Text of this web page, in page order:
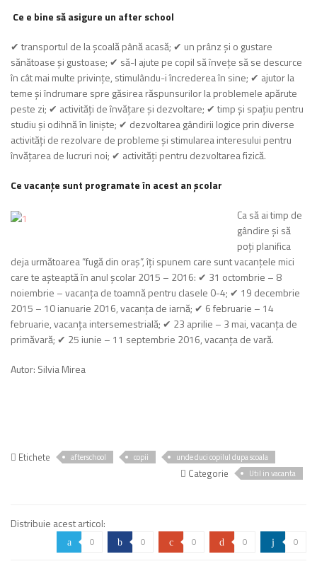
Ce e bine să asigure un after school
✔ transportul de la şcoală până acasă; ✔ un prânz şi o gustare
sănătoase şi gus­toase; ✔ să-l ajute pe copil să învețe să se descur­ce
în cât mai multe privințe, stimulându-i încrederea în sine; ✔ ajutor la
teme şi îndrumare spre găsirea răspunsurilor la problemele apărute
peste zi; ✔ activităţi de învăţare şi dezvoltare; ✔ timp şi spaţiu pentru
studiu și odihnă în linişte; ✔ dezvoltarea gândirii logice prin diverse
activităţi de rezolvare de probleme şi sti­mularea interesului pentru
învăţarea de lucruri noi; ✔ activităţi pentru dezvoltarea fizică.
Ce vacanțe sunt programate în acest an școlar
Ca să ai timp de
gândire și să
poți planifica
deja următoarea ”fugă din oraș”, îți spu­nem care sunt vacanțele mici
care te așteaptă în anul școlar 2015 – 2016: ✔ 31 octombrie – 8
noiembrie – vacanța de toamnă pentru clasele 0-4; ✔ 19 decembrie
2015 – 10 ianuarie 2016, vacanța de iarnă; ✔ 6 februarie – 14
februarie, vacanța inter­semestrială; ✔ 23 aprilie – 3 mai, vacanța de
primăvară; ✔ 25 iunie – 11 septembrie 2016, vacanța de vară.
Autor: Silvia Mirea
Etichete afterschool copii unde duci copilul dupa scoala
Categorie Util in vacanta
Distribuie acest articol:
a 0 b 0 c 0 d 0 j 0